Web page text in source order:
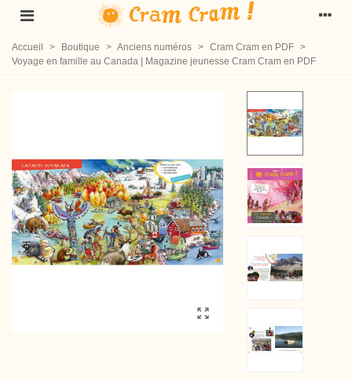
Accueil > Boutique > Anciens numéros > Cram Cram en PDF >
Voyage en famille au Canada | Magazine jeunesse Cram Cram en PDF